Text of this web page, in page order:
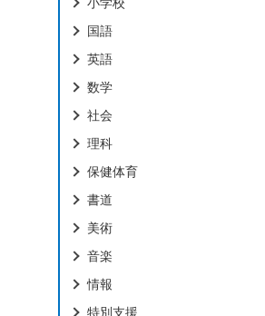
国語
英語
数学
社会
理科
保健体育
書道
美術
音楽
情報
特別支援